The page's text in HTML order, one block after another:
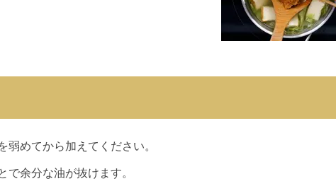
弱めてから加えてください。
で余分な油が抜けます。